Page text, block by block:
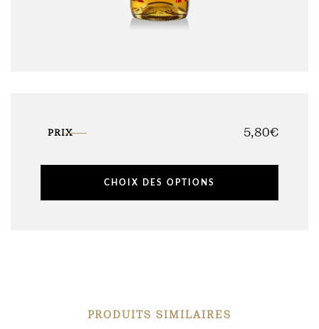
PRIX 5,80€
CHOIX DES OPTIONS
PRODUITS SIMILAIRES